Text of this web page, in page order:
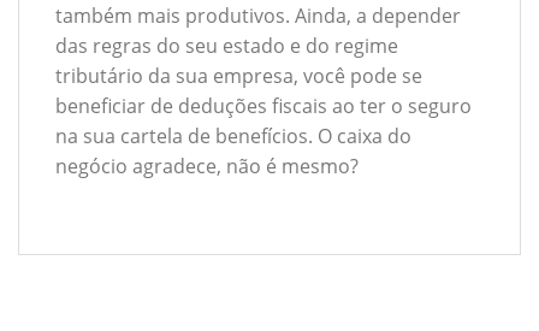
também mais produtivos. Ainda, a depender
das regras do seu estado e do regime
tributário da sua empresa, você pode se
beneficiar de deduções fiscais ao ter o seguro
na sua cartela de benefícios. O caixa do
negócio agradece, não é mesmo?